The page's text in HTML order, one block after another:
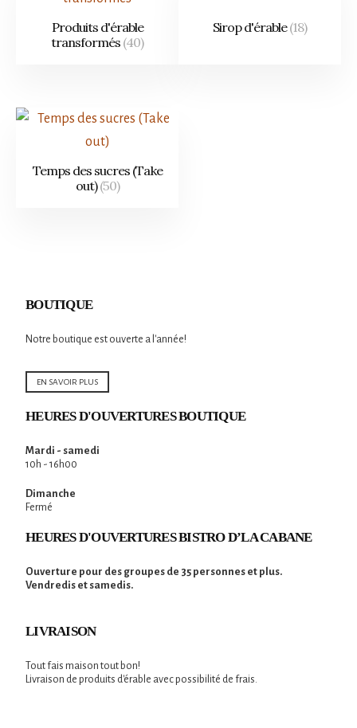
Produits d'érable
transformés (40)
Sirop d'érable(18)
Temps des sucres (Take
out)(50)
BOUTIQUE
Notre boutique est ouverte a l'année!
EN SAVOIR PLUS
HEURES D'OUVERTURES BOUTIQUE
Mardi - samedi
10h - 16h00
Dimanche
Fermé
HEURES D'OUVERTURES BISTRO D’LA CABANE
Ouverture pour des groupes de 35 personnes et plus.
Vendredis et samedis.
LIVRAISON
Tout fais maison tout bon!
Livraison de produits d'érable avec possibilité de frais.